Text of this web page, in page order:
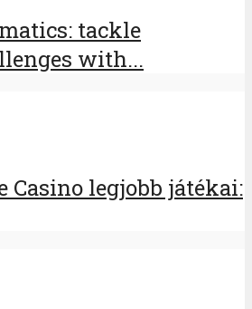
tackle
with...
Casino legjobb játékai: